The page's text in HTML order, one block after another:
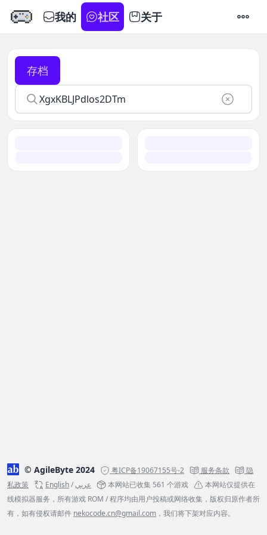
我的 社区 关于 设置
存档
© AgileByte 2024 粤ICP备19067155号-2 服务条款
隐
私政策
English/عربي 本网站已收集 561 个游戏
本网站仅提供在
线模拟器服务，所有游戏 ROM / 程序均由用户投稿或网络收集，版权归原作者所
有，如有侵权请邮件 nekocode.cn@gmail.com ，我们将下架对应内容。